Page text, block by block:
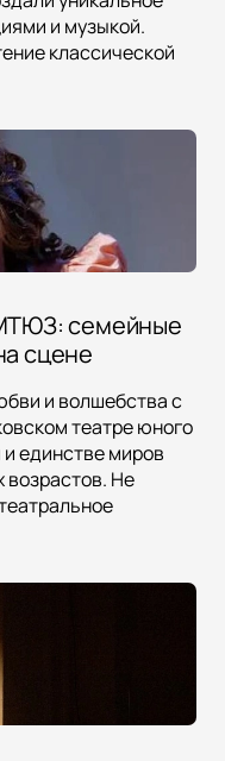
и музыкой.
классической
семейные
сцене
и волшебства с
театре юного
единстве миров
возрастов. Не